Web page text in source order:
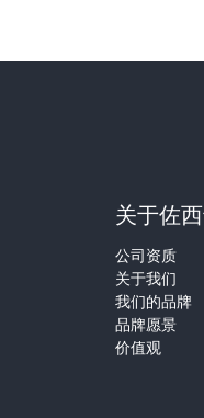
关于佐
公司资质
关于我们
我们的品牌
品牌愿景
价值观